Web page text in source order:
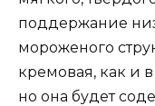
поддержание
мороженого
кремовая, как и
но она будет